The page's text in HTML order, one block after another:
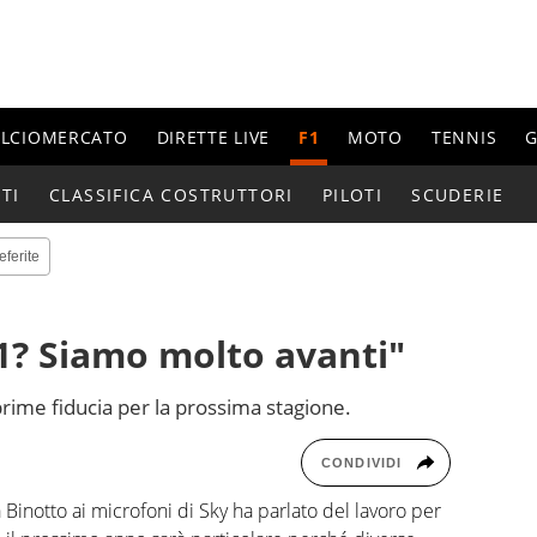
DIRETTE LIVE F1 MOTO TENNIS
CLASSIFICA COSTRUTTORI PILOTI SCUDERIE
Siamo molto avanti"
fiducia per la prossima stagione.
CONDIVIDI
ai microfoni di Sky ha parlato del lavoro per